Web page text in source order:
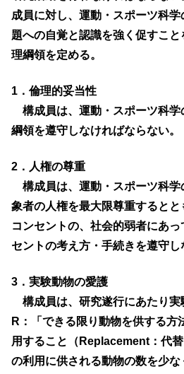
成員に対し、運動・スポーツ科
題への自覚と認識を強く促すこ
理綱領を定める。
1．倫理的妥当性
構成員は、運動・スポーツ科学
綱領を遵守しなければならない。
2．人権の尊重
構成員は、運動・スポーツ科学
象者の人権を最大限尊重するとと
コンセントの、社会的弱者にあ
セントの考え方・手続きを遵守し
3．実験動物の愛護
構成員は、研究遂行にあたり実
R：「できる限り動物を供する方
用すること（Replacement：代
の利用に供される動物の数を少な